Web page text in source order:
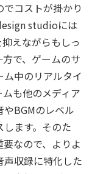
コストが掛かり
studioには
えながらもしっ
で、ゲームのサ
中のリアルタイ
も他のメディア
BGMのレベル
ます。そのた
なので、よりよ
収録に特化した